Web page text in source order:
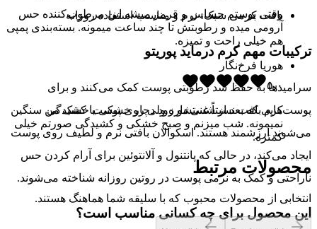
بافت کرمی سبک، نرم و مناسب استفاده روزانه
ترکیبات مهم کرم درماید پوریتو
سرامیدها به حفظ سد رطوبتی پوست کمک می‌کنند و برای
پوست‌هایی که بعد از شستشو زود دچار خشکی یا کشیدگی
می‌شوند ارزشمند هستند. اسکوالان بافتی نرم و لطیف روی پوست
ایجاد می‌کند، در حالی که پانتنول و آلانتوئین برای آرام کردن حس
ناراحتی و کمک به نرمی پوست در روتین روزانه شناخته می‌شوند.
این محصول برای چه کسانی مناسب است؟
وقتی پوستم حساس و قرمز میشه این مرطوب‌کننده حس
آرومی میده و رطوبتش تا چند ساعت میمونه. بسته‌بندی پمپی
هم خیلی راحت و تمیزه.
هوریا فرخ‌نگار
۵٫۰
کرم بافت نسبتاً غنی داره ولی روی پوست خشک من سنگین
نمیمونه. شب میزنم و صبح خشکی و کشیدگی صورتم خیلی
کمتره.
محصولات مرتبط
انتخابی از محصولات محبوب که با سلیقه شما هماهنگ هستند.